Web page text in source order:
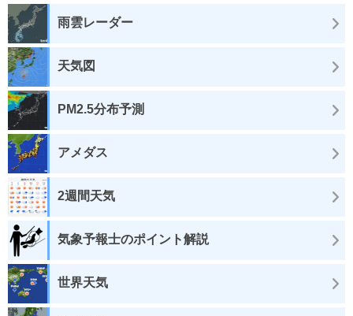
雨雲レーダー
天気図
PM2.5分布予測
アメダス
2週間天気
気象予報士のポイント解説
世界天気